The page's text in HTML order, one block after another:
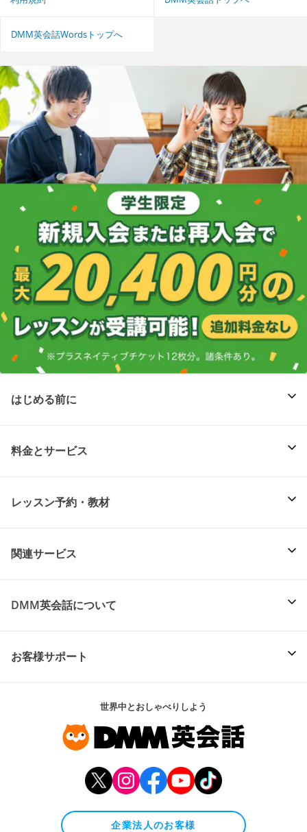
DMM英会話Wordsトップへ
はじめる前に
料金とサービス
レッスン予約・教材
関連サービス
DMM英会話について
お客様サポート
世界中とおしゃべりしよう
企業法人のお客様